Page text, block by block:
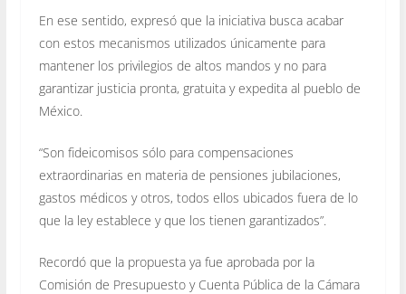
En ese sentido, expresó que la iniciativa busca acabar
con estos mecanismos utilizados únicamente para
mantener los privilegios de altos mandos y no para
garantizar justicia pronta, gratuita y expedita al pueblo de
México.
“Son fideicomisos sólo para compensaciones
extraordinarias en materia de pensiones jubilaciones,
gastos médicos y otros, todos ellos ubicados fuera de lo
que la ley establece y que los tienen garantizados”.
Recordó que la propuesta ya fue aprobada por la
Comisión de Presupuesto y Cuenta Pública de la Cámara